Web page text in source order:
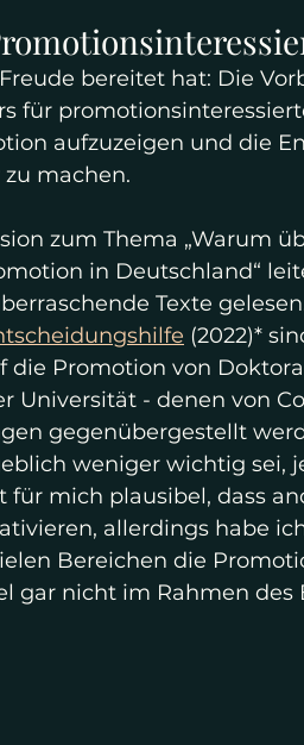
bereitet hat: Die
für
aufzuzeigen und die
machen.
zum Thema „Warum
in Deutschland“
Texte
(2022)*
die Promotion von
Universität - denen von
gegenübergestellt
weniger wichtig sei,
für mich plausibel, dass
allerdings habe
Bereichen die
gar nicht im Rahmen des